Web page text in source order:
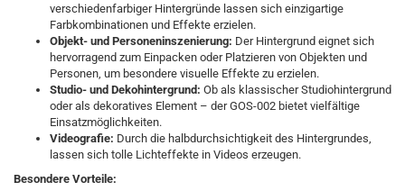
verschiedenfarbiger Hintergründe lassen sich einzigartige
Farbkombinationen und Effekte erzielen.
Objekt- und Personeninszenierung: Der Hintergrund eignet sich
hervorragend zum Einpacken oder Platzieren von Objekten und
Personen, um besondere visuelle Effekte zu erzielen.
Studio- und Dekohintergrund: Ob als klassischer Studiohintergrund
oder als dekoratives Element – der GOS-002 bietet vielfältige
Einsatzmöglichkeiten.
Videografie: Durch die halbdurchsichtigkeit des Hintergrundes,
lassen sich tolle Lichteffekte in Videos erzeugen.
Besondere Vorteile: